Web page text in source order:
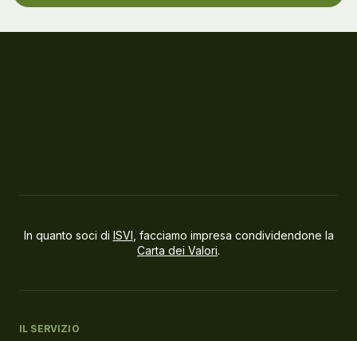
In quanto soci di ISVI , facciamo impresa condividendone la
Carta dei Valori.
IL SERVIZIO